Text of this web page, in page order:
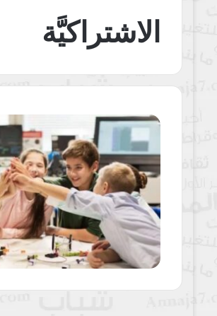
الاشتراكيَّة